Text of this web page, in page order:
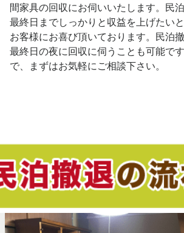
間家具の回収にお伺いいたします。民
最終日までしっかりと収益を上げたい
お客様にお喜び頂いております。民泊
最終日の夜に回収に伺うことも可能で
で、まずはお気軽にご相談下さい。